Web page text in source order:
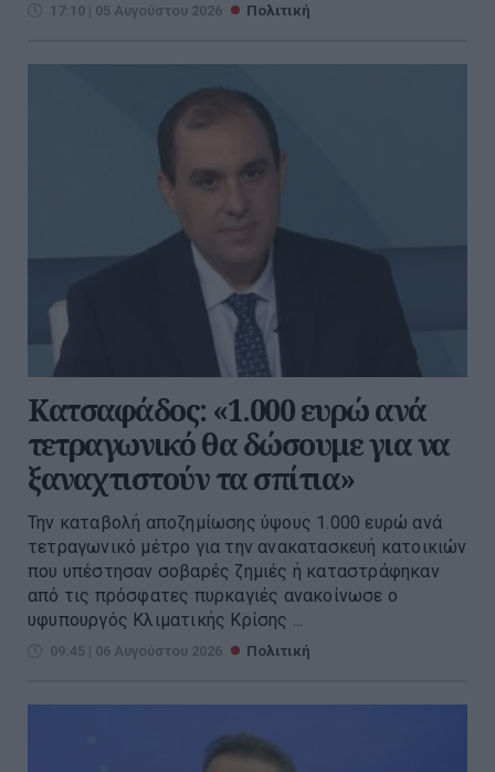
17:10 | 05 Αυγούστου 2026 Πολιτική
Κατσαφάδος: «1.000 ευρώ ανά
τετραγωνικό θα δώσουμε για να
ξαναχτιστούν τα σπίτια»
Την καταβολή αποζημίωσης ύψους 1.000 ευρώ ανά
τετραγωνικό μέτρο για την ανακατασκευή κατοικιών
που υπέστησαν σοβαρές ζημιές ή καταστράφηκαν
από τις πρόσφατες πυρκαγιές ανακοίνωσε ο
υφυπουργός Κλιματικής Κρίσης ...
09:45 | 06 Αυγούστου 2026 Πολιτική